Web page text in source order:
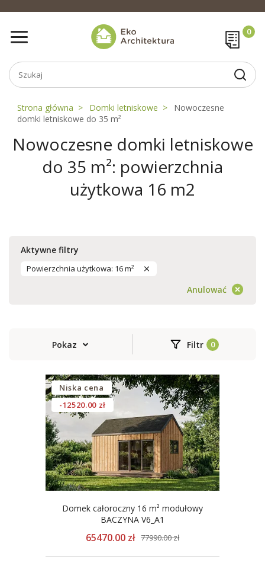
Strona główna Domki letniskowe
Nowoczesne
domki letniskowe do 35 m²
Nowoczesne domki letniskowe
do 35 m²: powierzchnia
użytkowa 16 m2
Aktywne filtry
Powierzchnia użytkowa: 16 m²
Anulować
Pokaz Filtr
Niska cena
-12520.00 zł
Domek całoroczny 16 m² modułowy
BACZYNA V6_A1
65470.00 zł 77990.00 zł